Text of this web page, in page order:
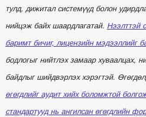
тулд, дижитал системүүд болон
нийцэж байх шаардлагатай. Нээлттэй
баримт бичиг, лицензийн мэдээллийг
бодлогыг нийтлэх замаар хуваалцах,
байдлыг шийдвэрлэх хэрэгтэй.
өгөгдлийг аудит хийх боломжтой
стандартууд нь ангилсан өгөгдлийн